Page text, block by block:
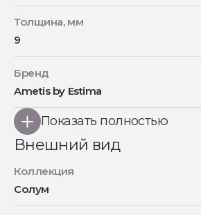
Толщина, мм
9
Бренд
Ametis by Estima
Показать полностью
Внешний вид
Коллекция
Солум